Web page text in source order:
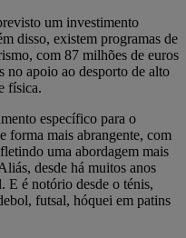
um investimento
disso, existem programas de
com 87 milhões de euros
no apoio ao desporto de alto
física.
específico para o
forma mais abrangente, com
uma abordagem mais
desde há muitos anos
E é notório desde o ténis,
futsal, hóquei em patins